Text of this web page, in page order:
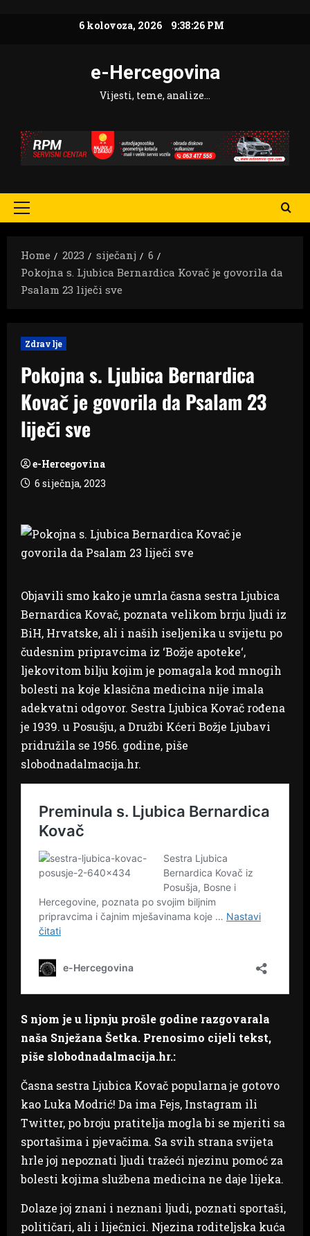
6 kolovoza, 2026 9:38:28 PM
e-Hercegovina
Vijesti, teme, analize…
Primary
Home
2023 siječanj
6
Pokojna s. Ljubica Bernardica Kovač je govorila da
Psalam 23 liječi sve
Zdravlje
Pokojna s. Ljubica Bernardica
Kovač je govorila da Psalam 23
liječi sve
e-Hercegovina
6 siječnja, 2023
Objavili smo kako je umrla časna sestra Ljubica
Bernardica Kovač, poznata velikom brrju ljudi iz
BiH, Hrvatske, ali i naših iseljenika u svijetu po
čudesnim pripravcima iz ‘Božje apoteke‘,
ljekovitom bilju kojim je pomagala kod mnogih
bolesti na koje klasična medicina nije imala
adekvatni odgovor. Sestra Ljubica Kovač rođena
je 1939. u Posušju, a Družbi Kćeri Božje Ljubavi
pridružila se 1956. godine, piše
slobodnadalmacija.hr.
S njom je u lipnju prošle godine razgovarala
naša Snježana Šetka. Prenosimo cijeli tekst,
piše slobodnadalmacija.hr.:
Časna sestra Ljubica Kovač popularna je gotovo
kao Luka Modrić! Da ima Fejs, Instagram ili
Twitter, po broju pratitelja mogla bi se mjeriti sa
sportašima i pjevačima. Sa svih strana svijeta
hrle joj nepoznati ljudi tražeći njezinu pomoć za
bolesti kojima službena medicina ne daje lijeka.
Dolaze joj znani i neznani ljudi, poznati sportaši,
političari, ali i liječnici. Njezina roditeljska kuća